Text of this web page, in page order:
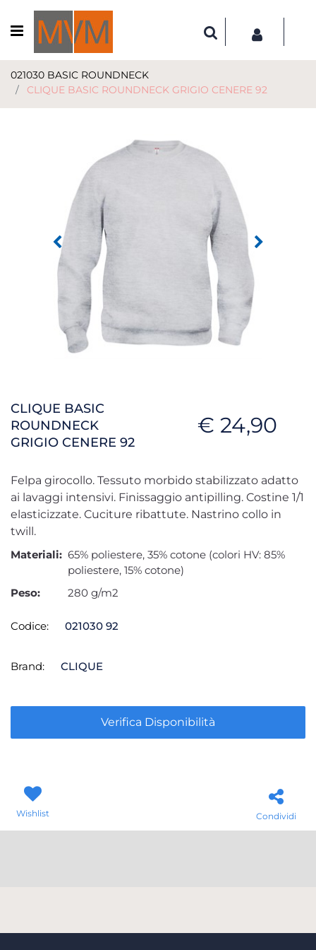
Open menu
021030 BASIC ROUNDNECK
CLIQUE BASIC ROUNDNECK GRIGIO CENERE 92
CLIQUE BASIC
ROUNDNECK
GRIGIO CENERE 92
€ 24,90
Felpa girocollo. Tessuto morbido stabilizzato adatto
ai lavaggi intensivi. Finissaggio antipilling. Costine 1/1
elasticizzate. Cuciture ribattute. Nastrino collo in
twill.
Materiali: 65% poliestere, 35% cotone (colori HV: 85%
poliestere, 15% cotone)
Peso:
280 g/m2
Codice: 021030 92
Brand: CLIQUE
Verifica Disponibilità
Wishlist Condividi